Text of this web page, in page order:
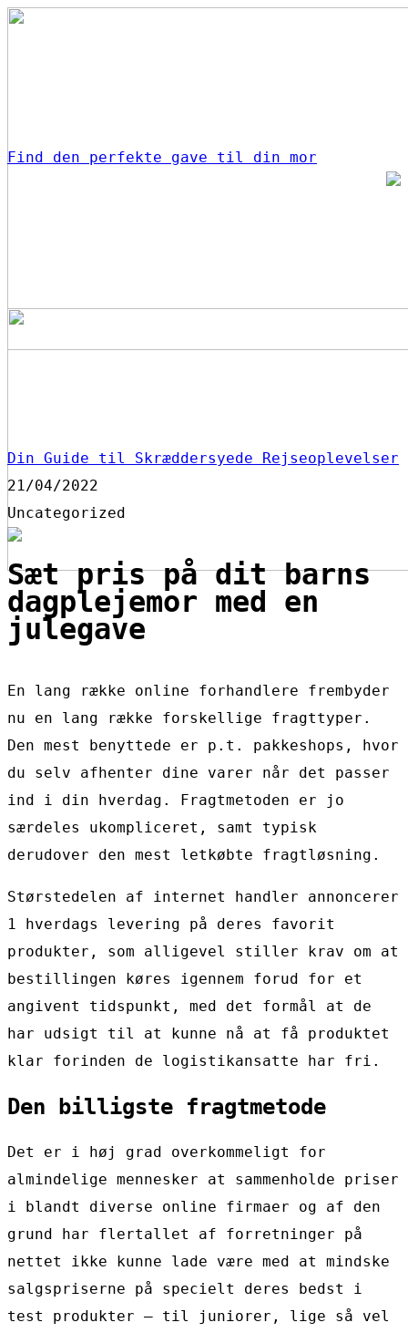
Find den perfekte gave til din mor
Din Guide til Skræddersyede Rejseoplevelser
21/04/2022
Uncategorized
Sæt pris på dit barns
dagplejemor med en
julegave
En lang række online forhandlere frembyder
nu en lang række forskellige fragttyper.
Den mest benyttede er p.t. pakkeshops, hvor
du selv afhenter dine varer når det passer
ind i din hverdag. Fragtmetoden er jo
særdeles ukompliceret, samt typisk
derudover den mest letkøbte fragtløsning.
Størstedelen af internet handler annoncerer
1 hverdags levering på deres favorit
produkter, som alligevel stiller krav om at
bestillingen køres igennem forud for et
angivent tidspunkt, med det formål at de
har udsigt til at kunne nå at få produktet
klar forinden de logistikansatte har fri.
Den billigste fragtmetode
Det er i høj grad overkommeligt for
almindelige mennesker at sammenholde priser
i blandt diverse online firmaer og af den
grund har flertallet af forretninger på
nettet ikke kunne lade være med at mindske
salgspriserne på specielt deres bedst i
test produkter – til juniorer, lige så vel